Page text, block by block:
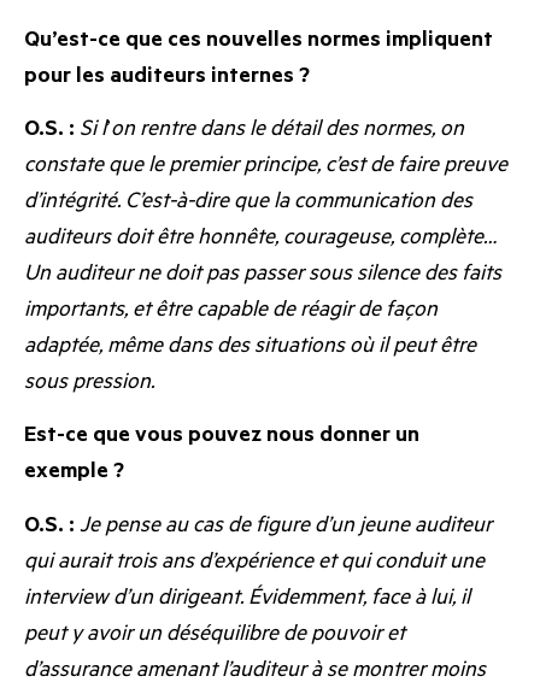
Qu’est-ce que ces nouvelles normes impliquent
pour les auditeurs internes ?
O.S. : Si l’on rentre dans le détail des normes, on
constate que le premier principe, c’est de faire preuve
d’intégrité. C’est-à-dire que la communication des
auditeurs doit être honnête, courageuse, complète…
Un auditeur ne doit pas passer sous silence des faits
importants, et être capable de réagir de façon
adaptée, même dans des situations où il peut être
sous pression.
Est-ce que vous pouvez nous donner un
exemple ?
O.S. : Je pense au cas de figure d’un jeune auditeur
qui aurait trois ans d’expérience et qui conduit une
interview d’un dirigeant. Évidemment, face à lui, il
peut y avoir un déséquilibre de pouvoir et
d’assurance amenant l’auditeur à se montrer moins